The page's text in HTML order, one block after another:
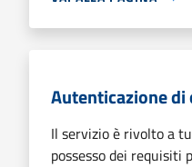
Autenticazione di
Il servizio è rivolto a
possesso dei requisiti